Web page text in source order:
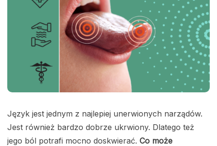
Język jest jednym z najlepiej unerwionych narządów.
Jest również bardzo dobrze ukrwiony. Dlatego też
jego ból potrafi mocno doskwierać. Co może